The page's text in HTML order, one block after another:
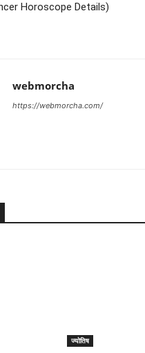
Horoscope Details)
webmorcha
https://webmorcha.com/
ज्योतिष